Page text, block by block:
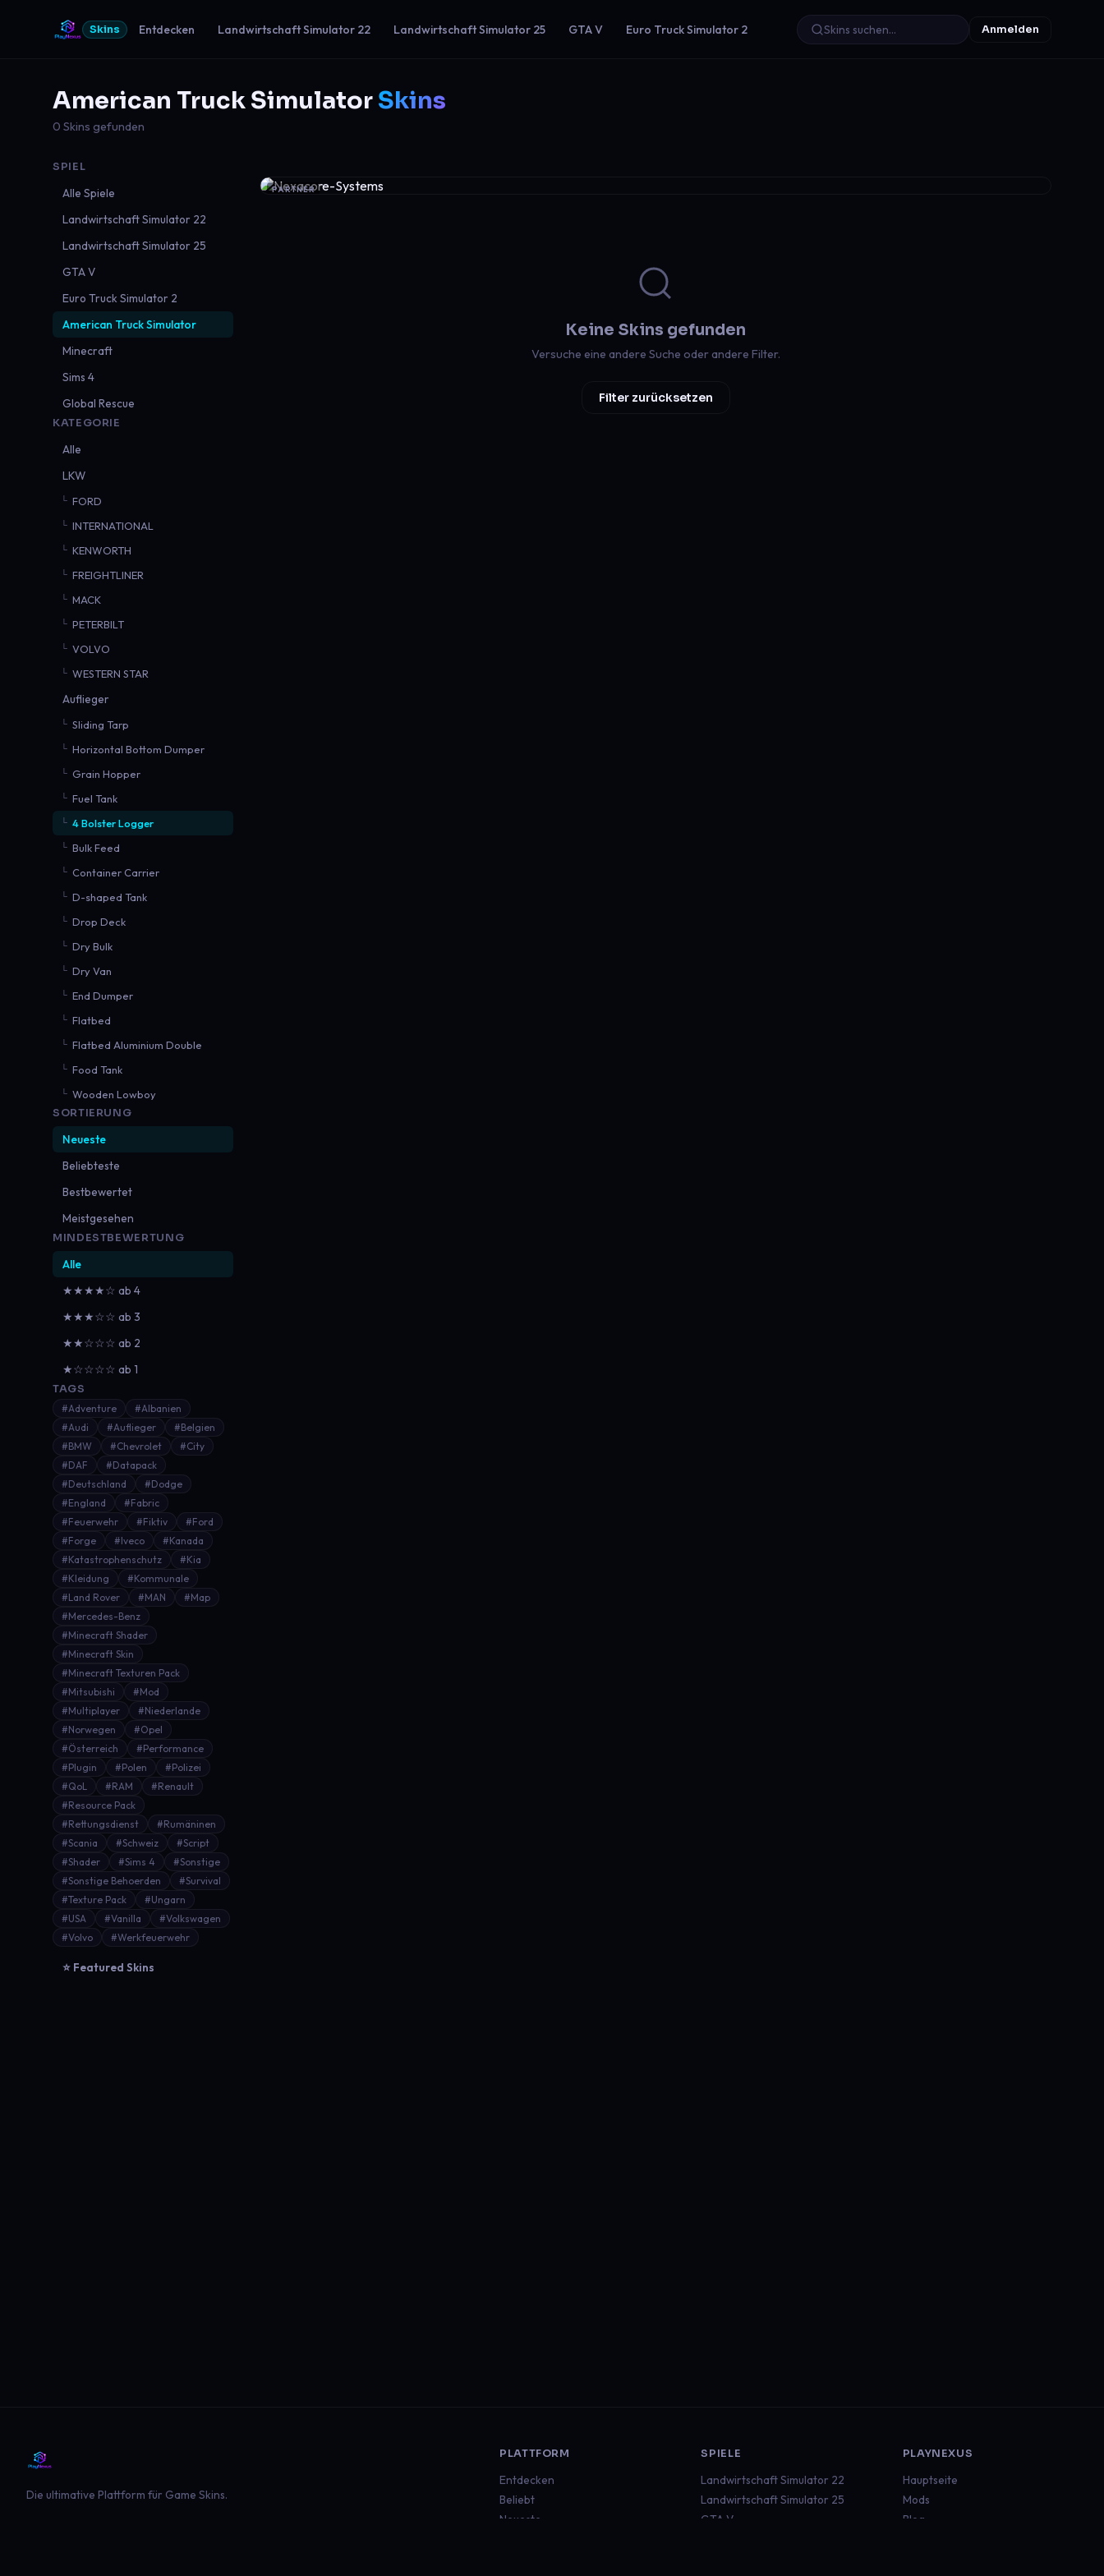
Skins Entdecken Landwirtschaft Simulator 22 Landwirtschaft Simulator 25 GTA V Euro Truck Simulator 2 Anmelden
American Truck SimulatorSkins
0 Skins gefunden
SPIEL
Alle Spiele
Landwirtschaft Simulator 22
Landwirtschaft Simulator 25
GTA V
Euro Truck Simulator 2
American Truck Simulator
Minecraft
Sims 4
Global Rescue
KATEGORIE
Alle
LKW
FORD
INTERNATIONAL
KENWORTH
FREIGHTLINER
MACK
PETERBILT
VOLVO
WESTERN STAR
Auflieger
Sliding Tarp
Horizontal Bottom Dumper
Grain Hopper
Fuel Tank
4 Bolster Logger
Bulk Feed
Container Carrier
D-shaped Tank
Drop Deck
Dry Bulk
Dry Van
End Dumper
Flatbed
Flatbed Aluminium Double
Food Tank
Wooden Lowboy
SORTIERUNG
Neueste
Beliebteste
Bestbewertet
Meistgesehen
MINDESTBEWERTUNG
Alle
★★★★☆ ab 4
★★★☆☆ ab 3
★★☆☆☆ ab 2
★☆☆☆☆ ab 1
TAGS
#Adventure
#Albanien
#Audi
#Auflieger
#Belgien
#BMW
#Chevrolet
#City
#DAF
#Datapack
#Deutschland
#Dodge
#England
#Fabric
#Feuerwehr
#Fiktiv
#Ford
#Forge
#Iveco
#Kanada
#Katastrophenschutz
#Kia
#Kleidung
#Kommunale
#Land Rover
#MAN
#Map
#Mercedes-Benz
#Minecraft Shader
#Minecraft Skin
#Minecraft Texturen Pack
#Mitsubishi
#Mod
#Multiplayer
#Niederlande
#Norwegen
#Opel
#Österreich
#Performance
#Plugin
#Polen
#Polizei
#QoL
#RAM
#Renault
#Resource Pack
#Rettungsdienst
#Rumäninen
#Scania
#Schweiz
#Script
#Shader
#Sims 4
#Sonstige
#Sonstige Behoerden
#Survival
#Texture Pack
#Ungarn
#USA
#Vanilla
#Volkswagen
#Volvo
#Werkfeuerwehr
⭐ Featured Skins
PARTNER
Keine Skins gefunden
Versuche eine andere Suche oder andere Filter.
Filter zurücksetzen
Die ultimative Plattform für Game Skins.
PLATTFORM
Entdecken
Beliebt
Neueste
SPIELE
Landwirtschaft Simulator 22
Landwirtschaft Simulator 25
GTA V
PLAYNEXUS
Hauptseite
Mods
Blog